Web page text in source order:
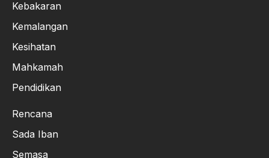
Kebakaran
Kemalangan
Kesihatan
Mahkamah
Pendidikan
Rencana
Sada Iban
Semasa